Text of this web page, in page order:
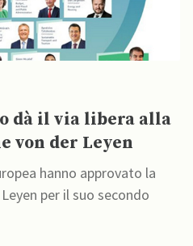
dà il via libera alla
von der Leyen
hanno approvato la
per il suo secondo